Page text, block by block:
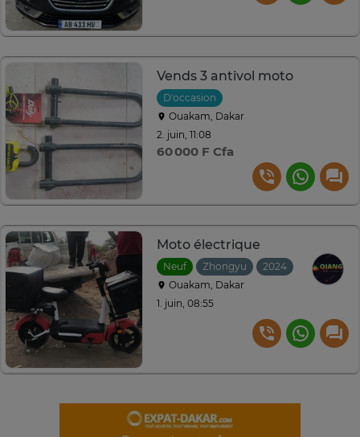
Vends 3 antivol moto
D'occasion
Ouakam, Dakar
2. juin, 11:08
60 000 F Cfa
Moto électrique
Neuf Zhongyu
2024
Ouakam, Dakar
1. juin, 08:55